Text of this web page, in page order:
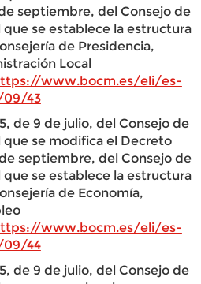
septiembre, del Consejo de
que se establece la estructura
de Presidencia,
Local
www.bocm.es/eli/es-
43
de 9 de julio, del Consejo de
que se modifica el Decreto
septiembre, del Consejo de
que se establece la estructura
de Economía,
www.bocm.es/eli/es-
44
de 9 de julio, del Consejo de